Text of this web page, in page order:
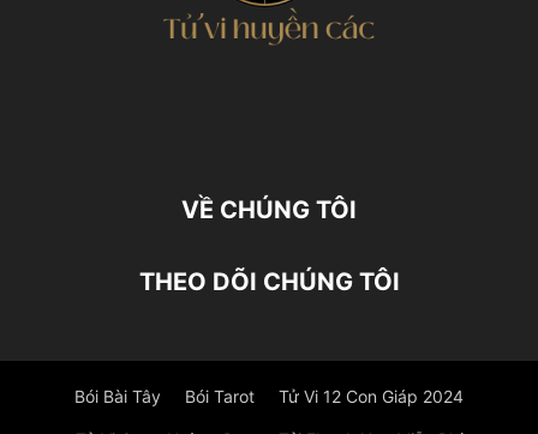
VỀ CHÚNG TÔI
THEO DÕI CHÚNG TÔI
Bói Bài Tây Bói Tarot Tử Vi 12 Con Giáp 2024